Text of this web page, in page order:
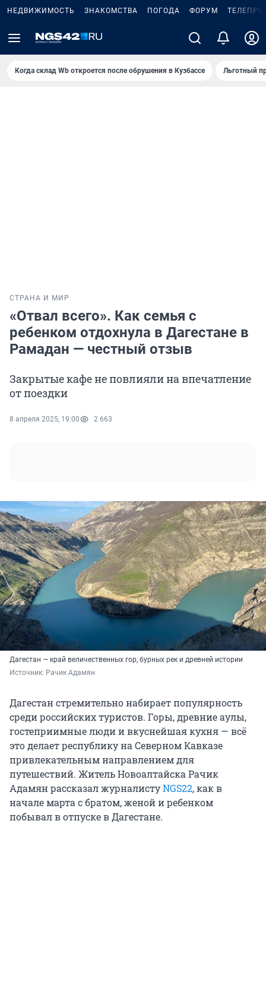
НЕДВИЖИМОСТЬ ЗНАКОМСТВА ПОГОДА ФОРУМ
Когда склад Wb откроется после обрушения в Кузбассе Льготный
СТРАНА И МИР
«Отвал всего». Как семья с
ребенком отдохнула в Дагестане в
Рамадан — честный отзыв
Закрытые кафе не повлияли на впечатление
от поездки
8 апреля 2025, 19:00 2 663
Дагестан — край величественных гор, бурных рек и древней истории
Источник: Рачик Адамян
Дагестан стремительно набирает популярность
среди российских туристов. Горы, древние аулы,
гостеприимные люди и вкуснейшая кухня — всё
это делает республику на Северном Кавказе
привлекательным направлением для
путешествий. Житель Новоалтайска Рачик
Адамян рассказал журналистуNGS22, как в
начале марта с братом, женой и ребенком
побывал в отпуске в Дагестане.